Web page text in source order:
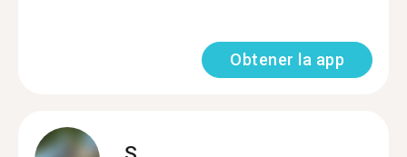
Obtener la app